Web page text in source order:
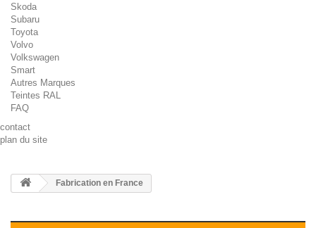
Skoda
Subaru
Toyota
Volvo
Volkswagen
Smart
Autres Marques
Teintes RAL
FAQ
contact
plan du site
Fabrication en France